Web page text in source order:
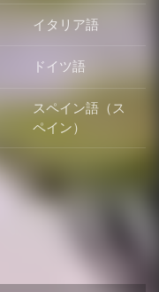
イタリア語
ドイツ語
ペイン）
スペイン語（ス
ペイン）